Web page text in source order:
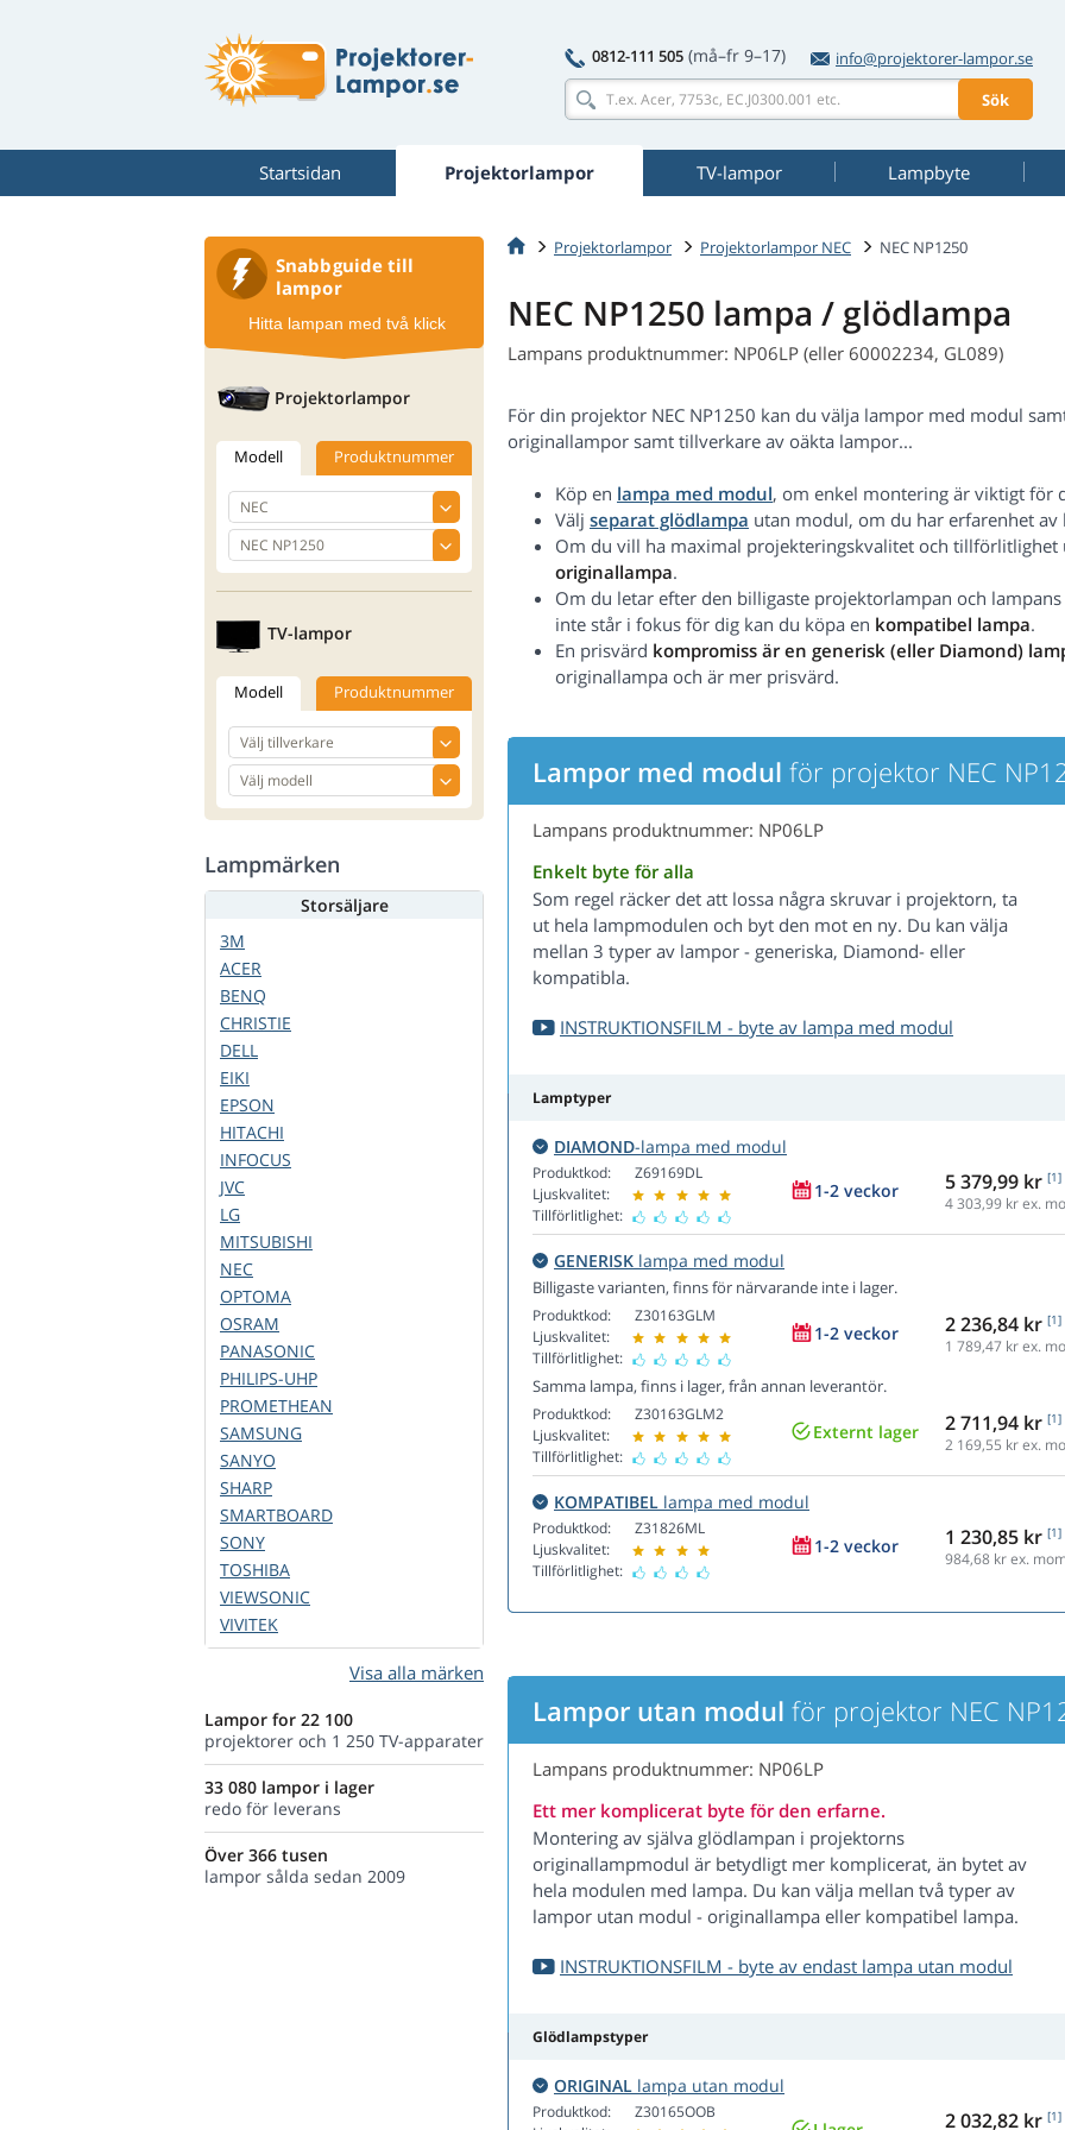
0812-111 505 (må–fr 9–17)
info@projektorer-lampor.se
Sök
Startsidan Projektorlampor TV-lampor Lampbyte
Projektorlampor Projektorlampor NEC NEC NP1250
NEC NP1250 lampa / glödlampa
Lampans produktnummer: NP06LP (eller 60002234, GL089)
För din projektor NEC NP1250 kan du välja lampor med modul
originallampor samt tillverkare av oäkta lampor...
Köp en lampa med modul, om enkel montering är viktigt för
Välj separat glödlampa utan modul, om du har erfarenhet
Om du vill ha maximal projekteringskvalitet och
originallampa.
Om du letar efter den billigaste projektorlampan och
inte står i fokus för dig kan du köpa en kompatibel lampa.
En prisvärd kompromiss är en generisk (eller Diamond)
originallampa och är mer prisvärd.
Lampor med modul för projektor NEC
Lampans produktnummer: NP06LP
Enkelt byte för alla
Som regel räcker det att lossa några skruvar i projektorn, ta
ut hela lampmodulen och byt den mot en ny. Du kan välja
mellan 3 typer av lampor - generiska, Diamond- eller
kompatibla.
INSTRUKTIONSFILM - byte av lampa med modul
Lamptyper
DIAMOND-lampa med modul
Produktkod:
Ljuskvalitet:
Tillförlitlighet:
Z69169DL
1-2 veckor 5 379,99 kr [1]
4 303,99 kr ex.
GENERISK lampa med modul
Billigaste varianten, finns för närvarande inte i lager.
Produktkod:
Ljuskvalitet:
Tillförlitlighet:
Z30163GLM
1-2 veckor 2 236,84 kr [1]
1 789,47 kr ex.
Samma lampa, finns i lager, från annan leverantör.
Produktkod:
Ljuskvalitet:
Tillförlitlighet:
Z30163GLM2
Externt lager 2 711,94 kr [1]
2 169,55 kr ex.
KOMPATIBEL lampa med modul
Produktkod:
Ljuskvalitet:
Tillförlitlighet:
Z31826ML
1-2 veckor 1 230,85 kr [1]
984,68 kr ex.
Lampor utan modul för projektor NEC
Lampans produktnummer: NP06LP
Ett mer komplicerat byte för den erfarne.
Montering av själva glödlampan i projektorns
originallampmodul är betydligt mer komplicerat, än bytet av
hela modulen med lampa. Du kan välja mellan två typer av
lampor utan modul - originallampa eller kompatibel lampa.
INSTRUKTIONSFILM - byte av endast lampa utan modul
Glödlampstyper
ORIGINAL lampa utan modul
Produktkod:
Z30165OOB 2 032,82 kr [1]
Snabbguide till
lampor
Hitta lampan med två klick
Projektorlampor
Modell Produktnummer
TV-lampor
Modell Produktnummer
Lampmärken
Storsäljare
3M
ACER
BENQ
CHRISTIE
DELL
EIKI
EPSON
HITACHI
INFOCUS
JVC
LG
MITSUBISHI
NEC
OPTOMA
OSRAM
PANASONIC
PHILIPS-UHP
PROMETHEAN
SAMSUNG
SANYO
SHARP
SMARTBOARD
SONY
TOSHIBA
VIEWSONIC
VIVITEK
Visa alla märken
Lampor for 22 100
projektorer och 1 250 TV-apparater
33 080 lampor i lager
redo för leverans
Över 366 tusen
lampor sålda sedan 2009